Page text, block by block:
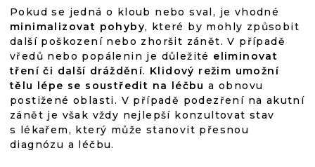
Pokud se jedná o kloub nebo sval, je vhodné
minimalizovat pohyby, které by mohly způsobit
další poškození nebo zhoršit zánět. V případě
vředů nebo popálenin je důležité eliminovat
tření či další dráždění. Klidový režim umožní
tělu lépe se soustředit na léčbu a obnovu
postižené oblasti. V případě podezření na akutní
zánět je však vždy nejlepší konzultovat stav
s lékařem, který může stanovit přesnou
diagnózu a léčbu.